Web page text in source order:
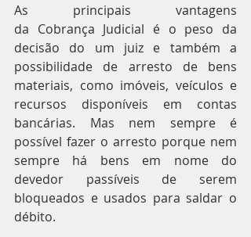
As principais vantagens
da Cobrança Judicial é o peso da
decisão do um juiz e também a
possibilidade de arresto de bens
materiais, como imóveis, veículos e
recursos disponíveis em contas
bancárias. Mas nem sempre é
possível fazer o arresto porque nem
sempre há bens em nome do
devedor passíveis de serem
bloqueados e usados para saldar o
débito.